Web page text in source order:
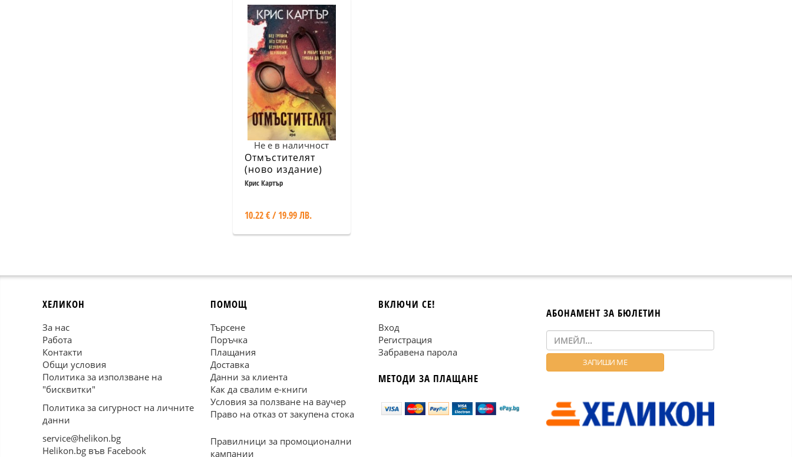
Не е в наличност
Отмъстителят
(ново издание)
Крис Картър
10.22 € / 19.99 ЛВ.
ХЕЛИКОН
За нас
Работа
Контакти
Общи условия
Политика за използване на
"бисквитки"
Политика за сигурност на личните
данни
service@helikon.bg
Helikon.bg във Facebook
ПОМОЩ
Търсене
Поръчка
Плащания
Доставка
Данни за клиента
Как да свалим е-книги
Условия за ползване на ваучер
Право на отказ от закупена стока
Правилници за промоционални
кампании
ВКЛЮЧИ СЕ!
Вход
Регистрация
Забравена парола
МЕТОДИ ЗА ПЛАЩАНЕ
АБОНАМЕНТ ЗА БЮЛЕТИН